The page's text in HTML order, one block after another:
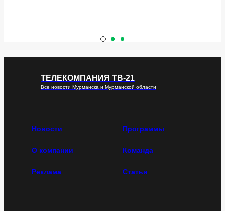
ТЕЛЕКОМПАНИЯ ТВ-21
Все новости Мурманска и Мурманской области
Новости Программы
О компании Команда
Реклама Статьи